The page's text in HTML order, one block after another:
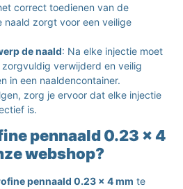
correct toedienen van de
naald zorgt voor een veilige
de naald: Na elke injectie moet
verwijderd en veilig
in een naaldencontainer.
zorg je ervoor dat elke injectie
is.
pennaald 0.23 x 4
webshop?
pennaald 0.23 x 4 mm te